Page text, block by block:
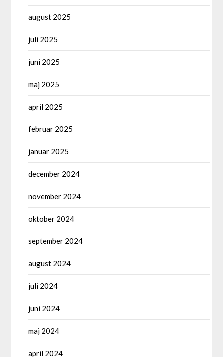
august 2025
juli 2025
juni 2025
maj 2025
april 2025
februar 2025
januar 2025
december 2024
november 2024
oktober 2024
september 2024
august 2024
juli 2024
juni 2024
maj 2024
april 2024